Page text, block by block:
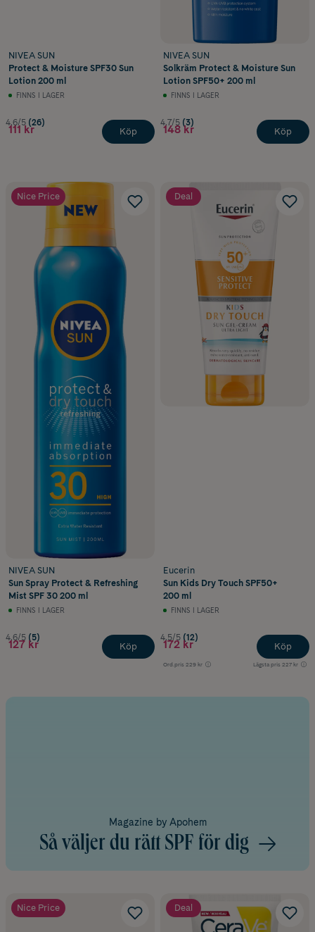
NIVEA SUN
Protect & Moisture SPF30 Sun
Lotion 200 ml
FINNS I LAGER
4.6/5 (26)
111 kr Köp
NIVEA SUN
Solkräm Protect & Moisture Sun
Lotion SPF50+ 200 ml
FINNS I LAGER
4.7/5 (3)
148 kr Köp
Nice Price
NIVEA SUN
Sun Spray Protect & Refreshing
Mist SPF 30 200 ml
FINNS I LAGER
4.6/5 (5)
127 kr Köp
Deal
Eucerin
Sun Kids Dry Touch SPF50+
200 ml
FINNS I LAGER
4.5/5 (12)
172 kr
Ord.pris 229 kr Lägsta pris 227 kr
Köp
Magazine by Apohem
Så väljer du rätt SPF för dig
Nice Price Deal